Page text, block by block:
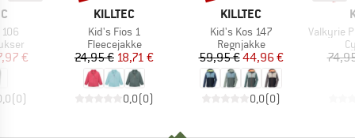
pris
€
(0)
MÆRKE
KILLTEC
Artikel
Kid's Fios 1
Produktgruppe
Fleecejakke
Pris
24,95 €Nedsat pris
18,71 €
0,0(0)
MÆRKE
KILLTEC
Artikel
Kid's Kos 147
Produktgruppe
Regnjakke
Pris
59,95 €Nedsat pris
44,96 €
0,0(0)
Artikel
Valkyrie Pro